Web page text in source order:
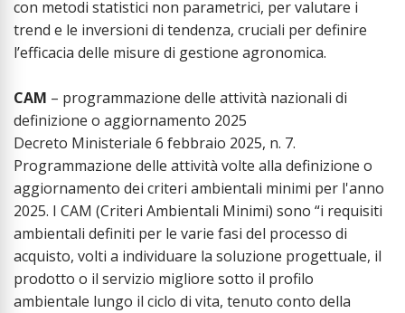
con metodi statistici non parametrici, per valutare i
trend e le inversioni di tendenza, cruciali per definire
l’efficacia delle misure di gestione agronomica.
CAM – programmazione delle attività nazionali di
definizione o aggiornamento 2025
Decreto Ministeriale 6 febbraio 2025, n. 7.
Programmazione delle attività volte alla definizione o
aggiornamento dei criteri ambientali minimi per l'anno
2025. I CAM (Criteri Ambientali Minimi) sono “i requisiti
ambientali definiti per le varie fasi del processo di
acquisto, volti a individuare la soluzione progettuale, il
prodotto o il servizio migliore sotto il profilo
ambientale lungo il ciclo di vita, tenuto conto della